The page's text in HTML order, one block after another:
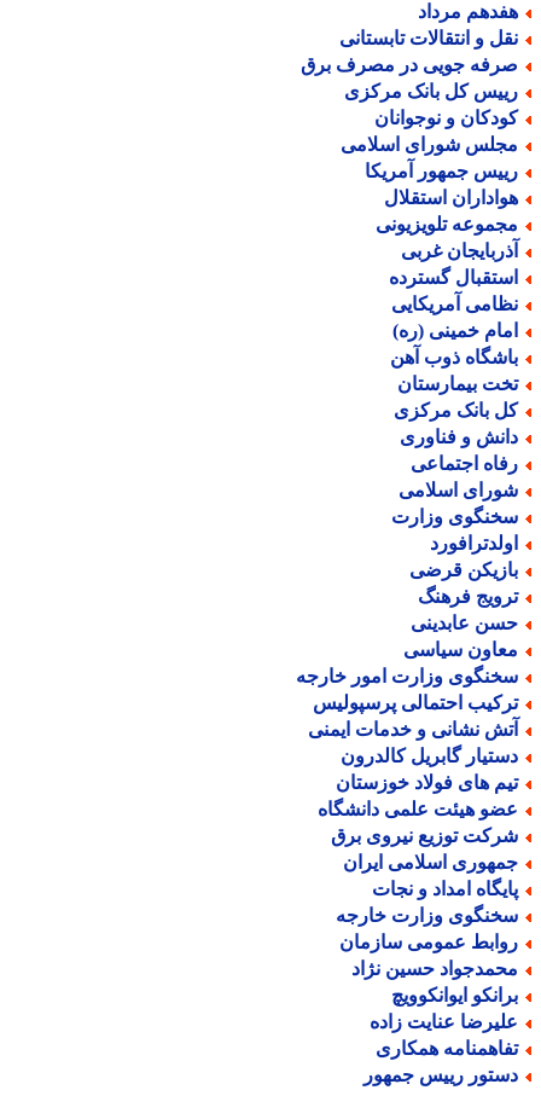
مرداد
و انتقالات تابستانی
جویی در مصرف برق
کل بانک مرکزی
و نوجوانان
شورای اسلامی
جمهور آمریکا
استقلال
تلویزیونی
غربی
گسترده
آمریکایی
خمینی (ره)
ذوب آهن
بیمارستان
بانک مرکزی
و فناوری
اجتماعی
اسلامی
وزارت
قرضی
فرهنگ
عابدینی
سیاسی
وزارت امور خارجه
احتمالی پرسپولیس
نشانی و خدمات ایمنی
گابریل کالدرون
های فولاد خوزستان
هیئت علمی دانشگاه
توزیع نیروی برق
اسلامی ایران
امداد و نجات
وزارت خارجه
عمومی سازمان
حسین نژاد
ایوانکوویچ
عنایت زاده
همکاری
رییس جمهور